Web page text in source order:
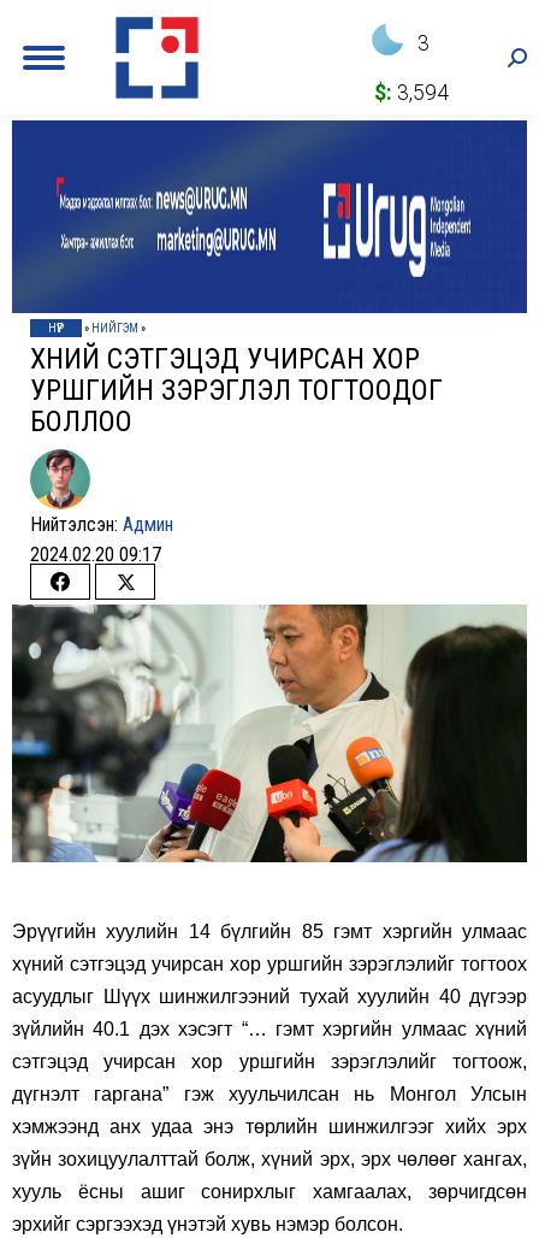
3
$: 3,594
НҮҮР » НИЙГЭМ »
ХҮНИЙ СЭТГЭЦЭД УЧИРСАН ХОР
УРШГИЙН ЗЭРЭГЛЭЛ ТОГТООДОГ
БОЛЛОО
Нийтэлсэн: Админ
2024.02.20 09:17
Share
on
Facebook
Share
Twitter
Эрүүгийн хуулийн 14 бүлгийн 85 гэмт хэргийн улмаас
хүний сэтгэцэд учирсан хор уршгийн зэрэглэлийг тогтоох
асуудлыг Шүүх шинжилгээний тухай хуулийн 40 дүгээр
зүйлийн 40.1 дэх хэсэгт “… гэмт хэргийн улмаас хүний
сэтгэцэд учирсан хор уршгийн зэрэглэлийг тогтоож,
дүгнэлт гаргана” гэж хуульчилсан нь Монгол Улсын
хэмжээнд анх удаа энэ төрлийн шинжилгээг хийх эрх
зүйн зохицуулалттай болж, хүний эрх, эрх чөлөөг хангах,
хууль ёсны ашиг сонирхлыг хамгаалах, зөрчигдсөн
эрхийг сэргээхэд үнэтэй хувь нэмэр болсон.